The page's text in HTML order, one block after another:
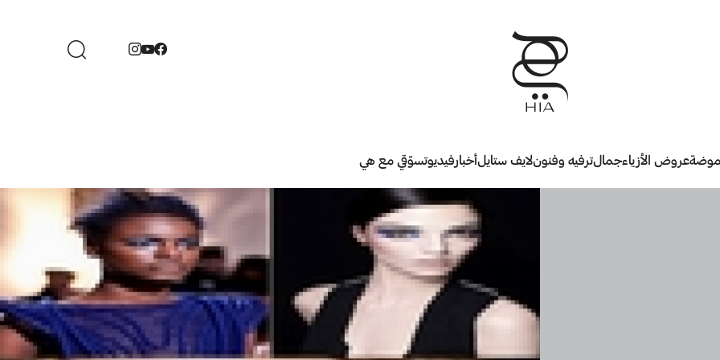
موضةعروض الأزياءجمالترفيه وفنونلايف ستايلأخبارفيديوتسوّقي مع هي